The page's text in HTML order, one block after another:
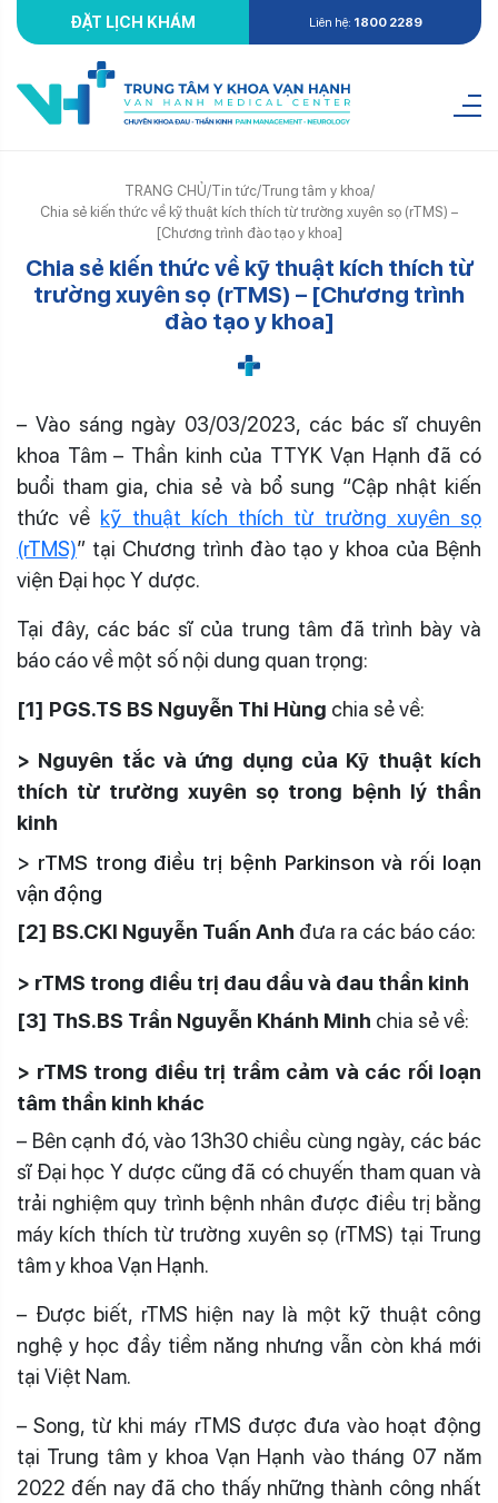
ĐẶT LỊCH KHÁM Liên hệ: 1800 2289
TRANG CHỦ/Tin tức/Trung tâm y khoa/
Chia sẻ kiến thức về kỹ thuật kích thích từ trường xuyên sọ (rTMS) –
[Chương trình đào tạo y khoa]
Chia sẻ kiến thức về kỹ thuật kích thích từ
trường xuyên sọ (rTMS) – [Chương trình
đào tạo y khoa]
– Vào sáng ngày 03/03/2023, các bác sĩ chuyên
khoa Tâm – Thần kinh của TTYK Vạn Hạnh đã có
buổi tham gia, chia sẻ và bổ sung “Cập nhật kiến
thức về kỹ thuật kích thích từ trường xuyên sọ
(rTMS)” tại Chương trình đào tạo y khoa của Bệnh
viện Đại học Y dược.
Tại đây, các bác sĩ của trung tâm đã trình bày và
báo cáo về một số nội dung quan trọng:
[1] PGS.TS BS Nguyễn Thi Hùng chia sẻ về:
> Nguyên tắc và ứng dụng của Kỹ thuật kích
thích từ trường xuyên sọ trong bệnh lý thần
kinh
> rTMS trong điều trị bệnh Parkinson và rối loạn
vận động
[2] BS.CKI Nguyễn Tuấn Anh đưa ra các báo cáo:
> rTMS trong điều trị đau đầu và đau thần kinh
[3] ThS.BS Trần Nguyễn Khánh Minh chia sẻ về:
> rTMS trong điều trị trầm cảm và các rối loạn
tâm thần kinh khác
– Bên cạnh đó, vào 13h30 chiều cùng ngày, các bác
sĩ Đại học Y dược cũng đã có chuyến tham quan và
trải nghiệm quy trình bệnh nhân được điều trị bằng
máy kích thích từ trường xuyên sọ (rTMS) tại Trung
tâm y khoa Vạn Hạnh.
– Được biết, rTMS hiện nay là một kỹ thuật công
nghệ y học đầy tiềm năng nhưng vẫn còn khá mới
tại Việt Nam.
– Song, từ khi máy rTMS được đưa vào hoạt động
tại Trung tâm y khoa Vạn Hạnh vào tháng 07 năm
2022 đến nay đã cho thấy những thành công nhất